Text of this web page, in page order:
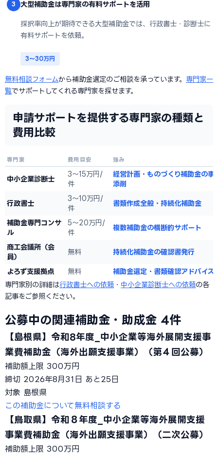
3 大型補助金は専門家の有料サポートを活用
採択率向上が期待できる大型補助金では、行政書士・診断士に
有料サポートを依頼。
3〜30万円
無料相談フォームから補助金選定のご相談を承っています。 専門家一
覧でサポートしてくれる専門家を探せます。
申請サポートを提供する専門家の種類と
費用比較
専門家 費用目安 強み
中小企業診断士
3〜15万円/
件
経営計画・ものづくり補助金の事
添削
行政書士
3〜10万円/
件
書類作成全般・持続化補助金
補助金専門コンサ
ル
5〜20万円/
件
複数補助金の横断的サポート
商工会議所（会
員）
無料 持続化補助金の確認書発行
よろず支援拠点 無料
補助金選定・書類確認アドバイス
専門家別の詳細は行政書士への依頼 ・ 中小企業診断士への依頼の各
記事をご参照ください。
公募中の関連補助金・助成金 4件
【島根県】令和8年度_中小企業等海外展開支援事
業費補助金（海外出願支援事業）（第４回公募）
補助額上限 300万円
締切 2026年8月31日
あと25日
対象 島根県
この補助金について無料相談する
【鳥取県】令和８年度_中小企業等海外展開支援
事業費補助金（海外出願支援事業）（二次公募）
補助額上限 300万円